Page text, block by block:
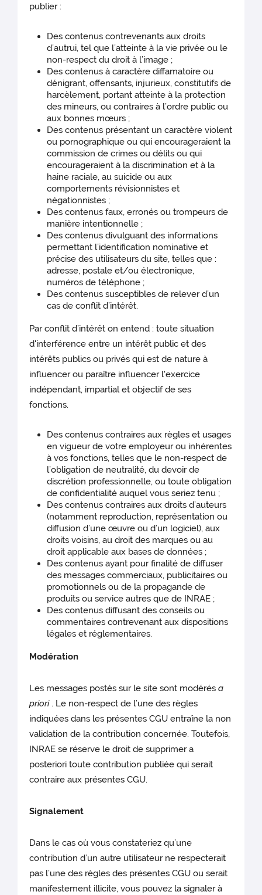
publier :
Des contenus contrevenants aux droits
d’autrui, tel que l’atteinte à la vie privée ou le
non-respect du droit à l’image ;
Des contenus à caractère diffamatoire ou
dénigrant, offensants, injurieux, constitutifs de
harcèlement, portant atteinte à la protection
des mineurs, ou contraires à l’ordre public ou
aux bonnes mœurs ;
Des contenus présentant un caractère violent
ou pornographique ou qui encourageraient la
commission de crimes ou délits ou qui
encourageraient à la discrimination et à la
haine raciale, au suicide ou aux
comportements révisionnistes et
négationnistes ;
Des contenus faux, erronés ou trompeurs de
manière intentionnelle ;
Des contenus divulguant des informations
permettant l’identification nominative et
précise des utilisateurs du site, telles que :
adresse, postale et/ou électronique,
numéros de téléphone ;
Des contenus susceptibles de relever d’un
cas de conflit d’intérêt.
Par conflit d’intérêt on entend : toute situation
d'interférence entre un intérêt public et des
intérêts publics ou privés qui est de nature à
influencer ou paraître influencer l'exercice
indépendant, impartial et objectif de ses
fonctions.
Des contenus contraires aux règles et usages
en vigueur de votre employeur ou inhérentes
à vos fonctions, telles que le non-respect de
l’obligation de neutralité, du devoir de
discrétion professionnelle, ou toute obligation
de confidentialité auquel vous seriez tenu ;
Des contenus contraires aux droits d’auteurs
(notamment reproduction, représentation ou
diffusion d’une œuvre ou d’un logiciel), aux
droits voisins, au droit des marques ou au
droit applicable aux bases de données ;
Des contenus ayant pour finalité de diffuser
des messages commerciaux, publicitaires ou
promotionnels ou de la propagande de
produits ou service autres que de INRAE ;
Des contenus diffusant des conseils ou
commentaires contrevenant aux dispositions
légales et réglementaires.
Modération
Les messages postés sur le site sont modérésa
priori. Le non-respect de l’une des règles
indiquées dans les présentes CGU entraîne la non
validation de la contribution concernée. Toutefois,
INRAE se réserve le droit de supprimer a
posteriori toute contribution publiée qui serait
contraire aux présentes CGU.
Signalement
Dans le cas où vous constateriez qu’une
contribution d’un autre utilisateur ne respecterait
pas l’une des règles des présentes CGU ou serait
manifestement illicite, vous pouvez la signaler à